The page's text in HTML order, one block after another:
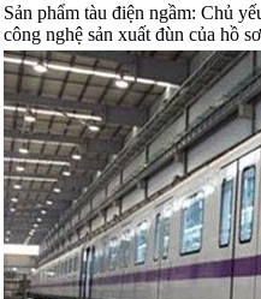
Sản phẩm tàu điện ngầm: Chủ
công nghệ sản xuất đùn của hồ